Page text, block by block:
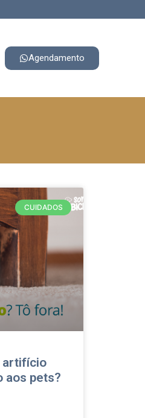
Agendamento
CUIDADOS
artifício
aos pets?